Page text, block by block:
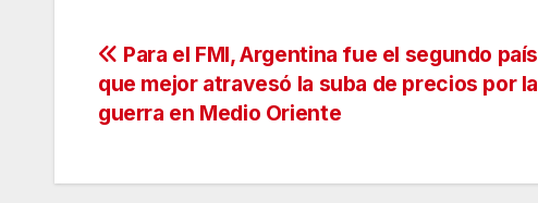
Navegación
de
Para el FMI, Argentina fue el segundo país
que mejor atravesó la suba de precios por la
guerra en Medio Oriente